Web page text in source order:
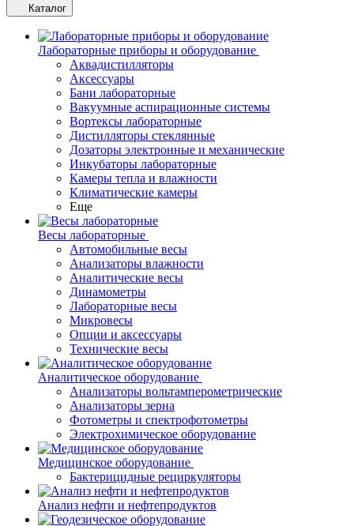
Каталог
Лабораторные приборы и оборудование
Аквадистилляторы
Аксессуары
Бани лабораторные
Вакуумные аспирационные системы
Вортексы лабораторные
Дистилляторы стеклянные
Дозаторы электронные и механические
Инкубаторы лабораторные
Камеры тепла и влажности
Климатические камеры
Еще
Весы лабораторные
Автомобильные весы
Анализаторы влажности
Аналитические весы
Динамометры
Лабораторные весы
Микровесы
Опции и аксессуары
Технические весы
Аналитическое оборудование
Анализаторы вольтамперометрические
Анализаторы зерна
Фотометры и спектрофотометры
Электрохимическое оборудование
Медицинское оборудование
Бактерицидные рециркуляторы
Анализ нефти и нефтепродуктов